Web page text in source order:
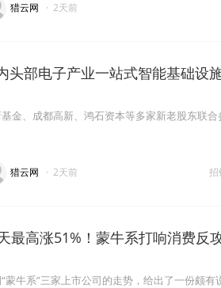
猎云网 · 2天前
头部电子产业一站式智能基础设
金、成都高新、鸿石资本等多家新老股东联合
招
猎云网 · 2天前
最高涨51%！蒙牛系打响消费反
蒙牛系”三家上市公司的走势，给出了一份颇有